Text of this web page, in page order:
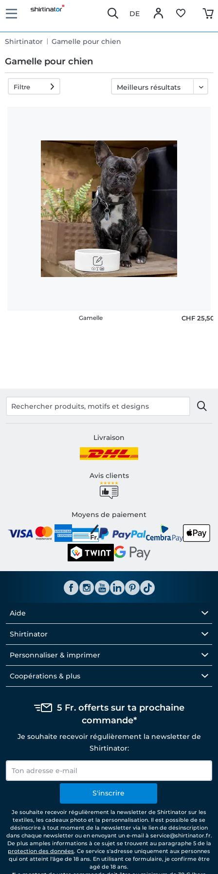
DE
Shirtinator Gamelle pour chien
Gamelle pour chien
garanti 30
jours
Droit de
rétractation
FAQ
Filtre
Gamelle CHF 25,50
Livraison
Avis clients
Moyens de paiement
Aide
Shirtinator
Personnaliser & imprimer
Coopérations & plus
5 Fr. offerts sur ta prochaine
commande*
Je souhaite recevoir régulièrement la newsletter de
Shirtinator:
S'inscrire
Je souhaite recevoir régulièrement la newsletter de Shirtinator sur les
textiles, les cadeaux photo et la personnalisation. Il est possible de se
désinscrire à tout moment de la newsletter via le lien de désinscription
dans chaque newsletter ou en envoyant un e-mail à service@shirtinator.fr.
De plus amples informations à ce sujet se trouvent au paragraphe 5 de la
protection des données. Ce service s'adresse uniquement aux personnes
qui ont atteint l'âge de 18 ans. En utilisant ce formulaire, je confirme être
agé de 18 ans.